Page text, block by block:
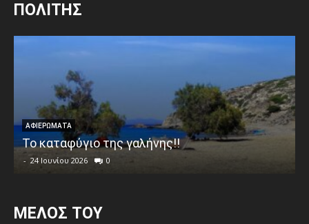
ΠΟΛΙΤΗΣ
ΑΦΙΕΡΩΜΑΤΑ
Το καταφύγιο της γαλήνης!!
- 24 Ιουνίου 2026 0
MEΛΟΣ ΤΟΥ